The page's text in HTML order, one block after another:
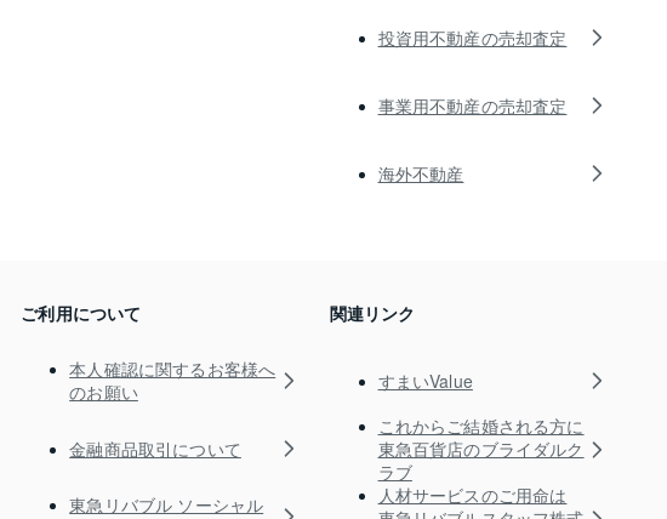
投資用不動産の売却査定
事業用不動産の売却査定
海外不動産
ご利用について
本人確認に関するお客様へ
のお願い
金融商品取引について
東急リバブル ソーシャル
関連リンク
すまいValue
これからご結婚される方に
東急百貨店のブライダルク
ラブ
人材サービスのご用命は